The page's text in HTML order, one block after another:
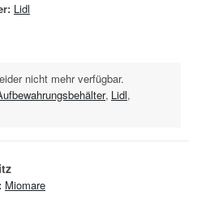
Lidl
nicht mehr verfügbar.
, Lidl,
Miomare